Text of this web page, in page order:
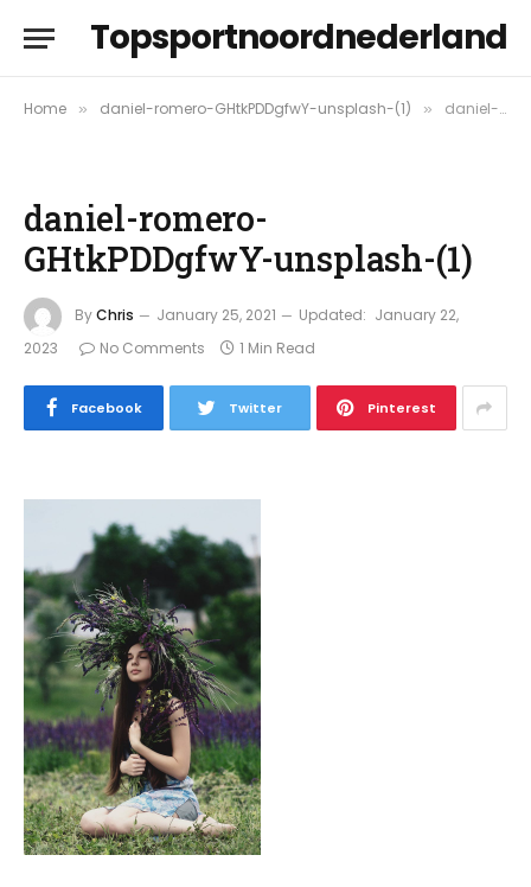
Topsportnoordnederland
Home » daniel-romero-GHtkPDDgfwY-unsplash-(1) » daniel-romero-GHtkPDDgfwY-unsplash-(1)
daniel-romero-
GHtkPDDgfwY-unsplash-(1)
ByChris January 25, 2021 Updated: January 22,
2023
No Comments 1 Min Read
Facebook Twitter Pinterest